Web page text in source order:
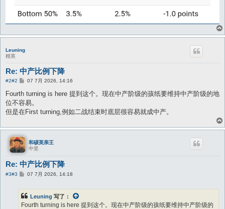
Leuning
精英
Re: 中产比例下降
#2#2
帖
07 7月 2026, 14:16
Fourth turning is here 提到这个。现在中产阶级的孩纸要维持中产阶级的地
位不容易。
但是在First turning,例如二战结束时底层很容易就成中产。
和硕英亲王
中坚
Re: 中产比例下降
#3#3
帖
07 7月 2026, 14:18
Leuning 写了：
Fourth turning is here 提到这个。现在中产阶级的孩纸要维持中产阶级的